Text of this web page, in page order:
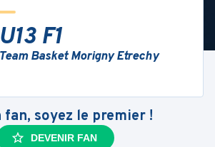
U13 F1
Team Basket Morigny Etrechy
fan, soyez le premier !
DEVENIR FAN